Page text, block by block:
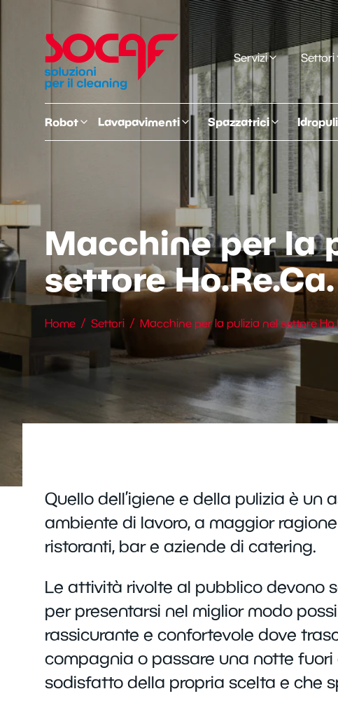
Servizi Settori
Robot Lavapavimenti Spazzatrici
Macchine per la
settore Ho.Re.Ca.
Home Settori Macchine per la pulizia nel settore
Quello dell’igiene e della pulizia è
ambiente di lavoro, a maggior
ristoranti, bar e aziende di catering.
Le attività rivolte al pubblico devono
per presentarsi nel miglior modo
rassicurante e confortevole dove
compagnia o passare una notte
sodisfatto della propria scelta e che